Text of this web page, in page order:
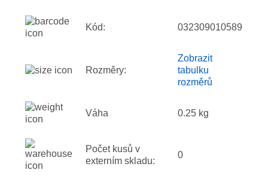
Kód: 032309010589
Rozměry:
Zobrazit
tabulku
rozměrů
Váha 0.25 kg
Počet kusů v
externím skladu:
0